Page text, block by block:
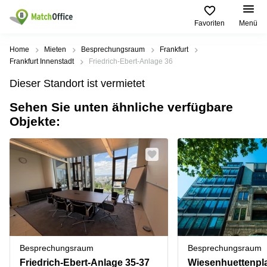
Favoriten Menü
Mieten / Vermieten
Produktseiten
Büro
mieten
center
Coworking
Seminarraum
Virtuelles
Büro
Beliebte
Städte
Büro
mieten
Geschäftsadresse
Hamburg
Geschäftsadresse
mieten
Düsseldorf
Geschäftsadresse
Stuttgart
Büro
Beliebte
Suchanfragen
Regus
Dortmund
Ruhrallee
9
Dortmund
Office Club
Ballindamm
3
Rahel-
Hirsch-
Straße
Hilfe
Über uns
Büro vermieten
Log-in
Home Mieten Besprechungsraum
Frankfurt
Frankfurt Innenstadt
Friedrich-Ebert-Anlage 36
Dieser Standort ist vermietet
Sehen Sie unten ähnliche verfügbare
Objekte:
Besprechungsraum
Friedrich-Ebert-Anlage 35-37
Besprechungsraum